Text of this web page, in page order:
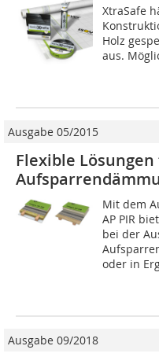
XtraSafe
Holz
aus.
Ausgabe 05/2015
Flexible
Mit dem
AP PIR
bei der
oder in
Ausgabe 09/2018